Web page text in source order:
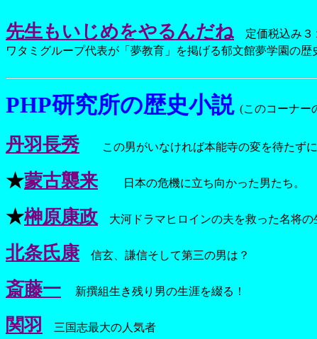
先生もいじめをやるんだね 定価税込み
ワタミグループ代表が「夢教育」を掲げる郁文館夢学園の
PHP研究所の歴史小説 (このコーナ
丹羽長秀この男がいなければ本能寺の変を待たずに
★蒙古襲来 日本の危機に立ち向かった男たち。
★榊原康政 大河ドラマヒロインの夫を救った名将の
北条氏康 信玄、謙信そして第三の男は？
斎藤一 新撰組生き残り男の生涯を綴る！
関羽 三国志最大の人気者